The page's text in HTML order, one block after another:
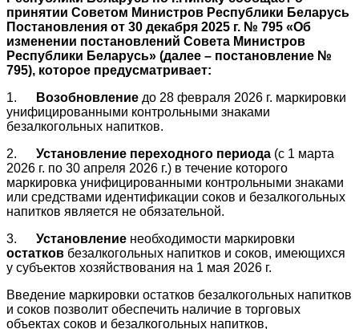
принятии Советом Министров Республики Беларусь
Постановления от 30 декабря 2025 г. № 795 «Об
изменении постановлений Совета Министров
Республики Беларусь» (далее – постановление №
795), которое предусматривает:
1.
Возобновление до 28 февраля 2026 г. маркировки
унифицированными контрольными знаками
безалкогольных напитков.
2.
Установление переходного периода (с 1 марта
2026 г. по 30 апреля 2026 г.) в течение которого
маркировка унифицированными контрольными знаками
или средствами идентификации соков и безалкогольных
напитков является не обязательной.
3.
Установление необходимости маркировки
остатков безалкогольных напитков и соков, имеющихся
у субъектов хозяйствования на 1 мая 2026 г.
Введение маркировки остатков безалкогольных напитков
и соков позволит обеспечить наличие в торговых
объектах соков и безалкогольных напитков,